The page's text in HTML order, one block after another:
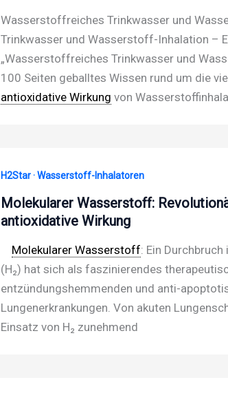
Wasserstoffreiches Trinkwasser und
Trinkwasser und Wasserstoff-Inhalation –
„Wasserstoffreiches Trinkwasser und
100 Seiten geballtes Wissen rund um die
antioxidative Wirkung von
H2Star · Wasserstoff-Inhalatoren
Molekularer Wasserstoff:
antioxidative Wirkung
Molekularer Wasserstoff: Ein
(H₂) hat sich als faszinierendes
entzündungshemmenden und anti-
Lungenerkrankungen. Von akuten
Einsatz von H₂ zunehmend